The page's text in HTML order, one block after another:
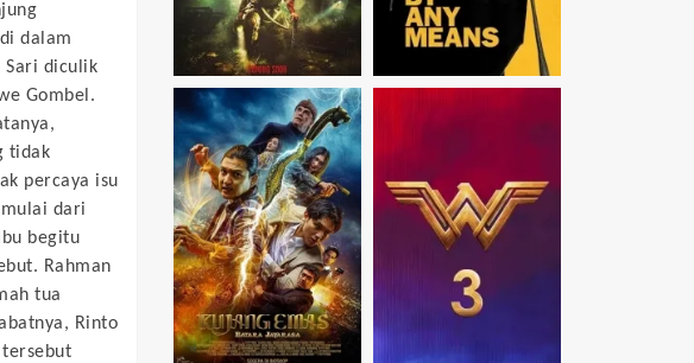
dalam
Sari diculik
Gombel.
tidak
percaya isu
dari
begitu
Rahman
tua
Rinto
tersebut